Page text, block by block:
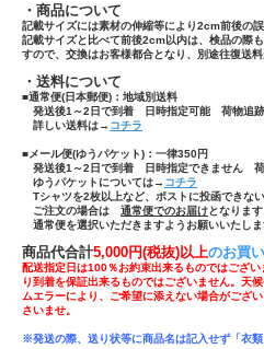
・商品について
記載サイズには素材の伸縮等により2cm前後の
記載サイズと比べて前後2cm以内は、検品の際
すので、交換はお客様都合となり、別途往復送
・送料について
■通常便(日本郵便)： 地域別送料
発送後1～2日で到着 日時指定可能 荷物追跡
詳しい送料は→ コチラ
■メール便(ゆうパケット)：一律350円
発送後1～2日で到着 日時指定できません 荷
ゆうパケットについては→ コチラ
Tシャツを2枚以上など、ポストに投函できな
ご注文の場合は 通常便でのお届けとなります
通常便を選択いただきますようお願いいたしま
商品代合計5,000円(税抜)以上のお買
配送指定日は100％お約束出来るものではござ
り到着を保証出来るものではございません。天
ムエラーにより、ご希望に添えない場合がござ
さいませ。
※発送の際、送り状等に商品名は記入せず「衣類